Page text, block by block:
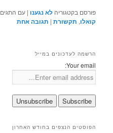
פורסם בקטגוריה לא נגענו |עם התגים
קואלו, תקשורת | תגובהאחת
הרשמה לעדכונים במייל
Your email:
הפוסטים הנצפים בחודש האחרון